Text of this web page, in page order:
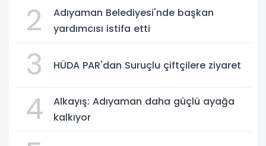
2
Adıyaman Belediyesi'nde başkan
yardımcısı istifa etti
3 HÜDA PAR'dan Suruçlu çiftçilere ziyaret
4
Alkayış: Adıyaman daha güçlü ayağa
kalkıyor